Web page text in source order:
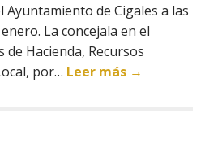
Ayuntamiento de Cigales a las
La concejala en el
Hacienda, Recursos
por… Leer más →